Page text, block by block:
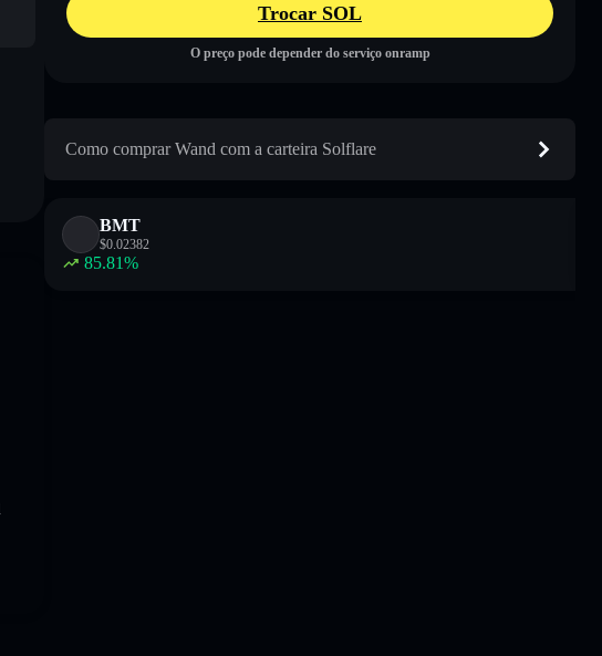
Trocar SOL
O preço pode depender do serviço onramp
Como comprar Wand com a carteira Solflare
BMT
$0.02382
85.81%